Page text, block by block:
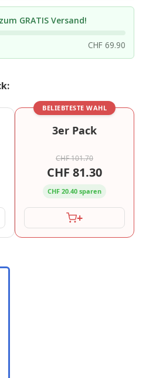
GRATIS Versand!
CHF 69.90
BELIEBTESTE WAHL
3er Pack
CHF 101.70
CHF 81.30
CHF 20.40 sparen
+